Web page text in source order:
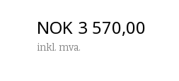
Pris
NOK 3 570,00
inkl. mva.